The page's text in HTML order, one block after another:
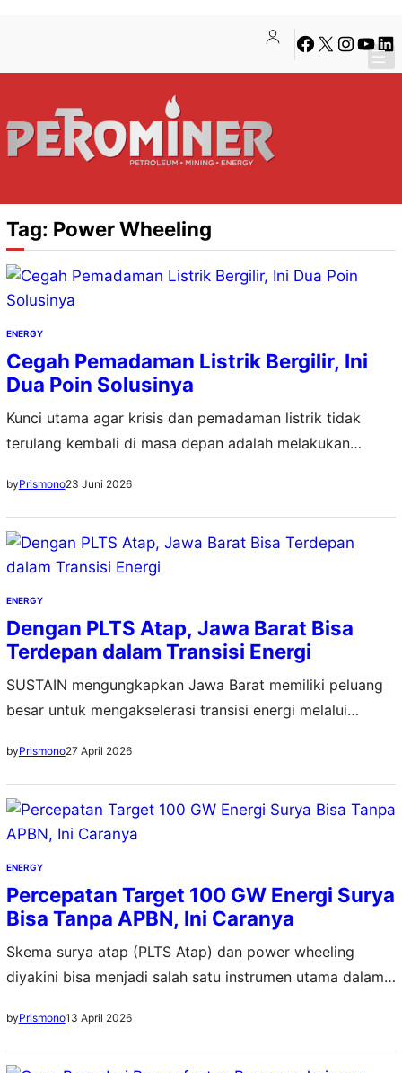
konten
content
Facebook
X Instagram
Tag: Power Wheeling
ENERGY
Cegah Pemadaman Listrik Bergilir, Ini
Dua Poin Solusinya
Kunci utama agar krisis dan pemadaman listrik tidak
terulang kembali di masa depan adalah melakukan
byPrismono23 Juni 2026
ENERGY
Dengan PLTS Atap, Jawa Barat Bisa
Terdepan dalam Transisi Energi
SUSTAIN mengungkapkan Jawa Barat memiliki peluang
besar untuk mengakselerasi transisi energi melalui
byPrismono27 April 2026
ENERGY
Percepatan Target 100 GW Energi Surya
Bisa Tanpa APBN, Ini Caranya
Skema surya atap (PLTS Atap) dan power wheeling
diyakini bisa menjadi salah satu instrumen utama dalam
singkat
byPrismono13 April 2026